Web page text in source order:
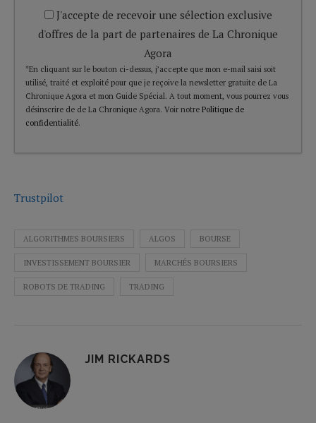
J'accepte de recevoir une sélection exclusive
d'offres de la part de partenaires de La Chronique
Agora
*En cliquant sur le bouton ci-dessus, j’accepte que mon e-mail saisi soit
utilisé, traité et exploité pour que je reçoive la newsletter gratuite de La
Chronique Agora et mon Guide Spécial. A tout moment, vous pourrez vous
désinscrire de de La Chronique Agora. Voir notre Politique de
confidentialité.
Trustpilot
ALGORITHMES BOURSIERS ALGOS BOURSE
INVESTISSEMENT BOURSIER MARCHÉS BOURSIERS
ROBOTS DE TRADING TRADING
JIM RICKARDS